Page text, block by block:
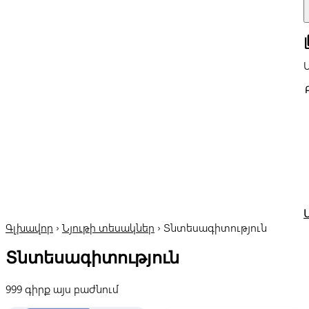
Գլխավոր › Նյութի տեսակներ › Տնտեսագիտություն
Տնտեսագիտություն
999 գիրք այս բաժնում